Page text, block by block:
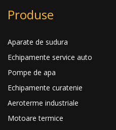
Produse
Aparate de sudura
Echipamente service auto
Pompe de apa
Echipamente curatenie
Aeroterme industriale
Motoare termice